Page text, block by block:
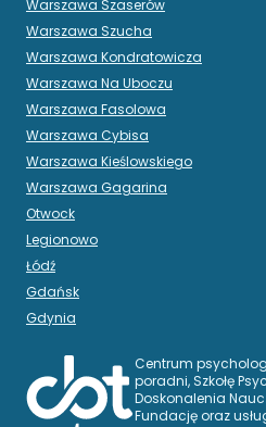
Centrum
poradni, Szkołę
Doskonalenia
Fundację oraz
Warszawa Szaserów
Warszawa Szucha
Warszawa Kondratowicza
Warszawa Na Uboczu
Warszawa Fasolowa
Warszawa Cybisa
Warszawa Kieślowskiego
Warszawa Gagarina
Otwock
Legionowo
Łódź
Gdańsk
Gdynia